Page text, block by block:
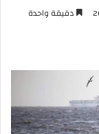
دقيقة واحدة